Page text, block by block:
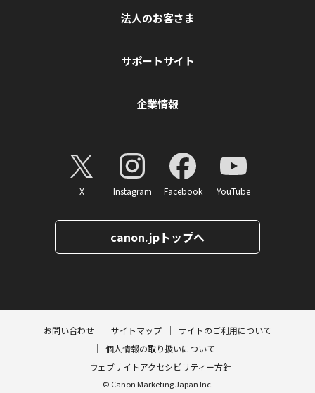
法人のお客さま
サポートサイト
企業情報
X Instagram Facebook YouTube
canon.jpトップへ
お問い合わせ サイトマップ
サイトのご利用について
個人情報の取り扱いについて
ウェブサイトアクセシビリティー方針
© Canon Marketing Japan Inc.